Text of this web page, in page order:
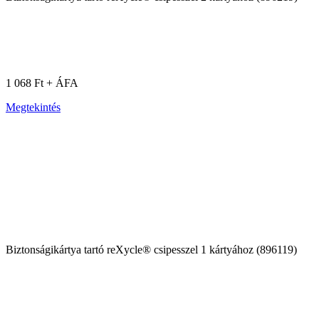
1 068 Ft + ÁFA
Megtekintés
Biztonságikártya tartó reXycle® csipesszel 1 kártyához (896119)